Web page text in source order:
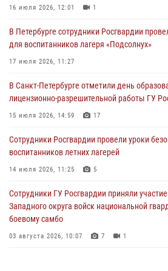
серьезного ДТП, вызвали на место
03 августа 2026, 14:15 3 1
Росгвардейцы приняли участие в Большом
В Ленинградской области сотрудники
пропавшего мальчика с нарушением слуха и
03 августа 2026, 11:51
В Санкт-Петербурге при содействии СОБР
03 августа 2026, 10:15 1
16 июля 2026, 12:01 1
В Петербурге сотрудники Росгвардии
для воспитанников лагеря «Подсолнух»
17 июля 2026, 11:27
В Санкт-Петербурге отметили день
лицензионно-разрешительной работы ГУ
15 июля 2026, 14:59 17
Сотрудники Росгвардии провели уроки
воспитанников летних лагерей
14 июля 2026, 11:25 5
Сотрудники ГУ Росгвардии приняли
Западного округа войск национальной
боевому самбо
03 августа 2026, 10:07 7 1